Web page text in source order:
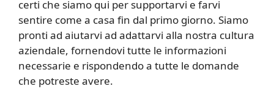
certi che siamo qui per supportarvi e farvi
sentire come a casa fin dal primo giorno. Siamo
pronti ad aiutarvi ad adattarvi alla nostra cultura
aziendale, fornendovi tutte le informazioni
necessarie e rispondendo a tutte le domande
che potreste avere.